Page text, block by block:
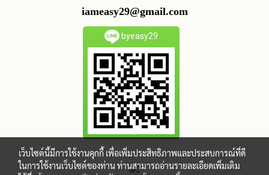
iameasy29@gmail.com
byeasy29
เว็บไซต์นี้มีการใช้งานคุกกี้ เพื่อเพิ่มประสิทธิภาพและประสบการณ์ที่ดี
ในการใช้งานเว็บไซต์ของท่าน ท่านสามารถอ่านรายละเอียดเพิ่มเติม